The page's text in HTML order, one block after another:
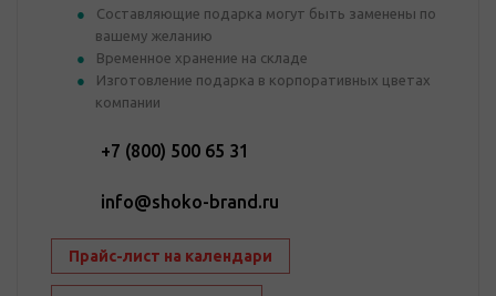
Составляющие подарка могут быть заменены по
вашему желанию
Временное хранение на складе
Изготовление подарка в корпоративных цветах
компании
+7 (800) 500 65 31
info@shoko-brand.ru
Прайс-лист на календари